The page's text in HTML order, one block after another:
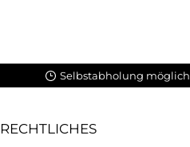
Selbstabholung möglich
RECHTLICHES